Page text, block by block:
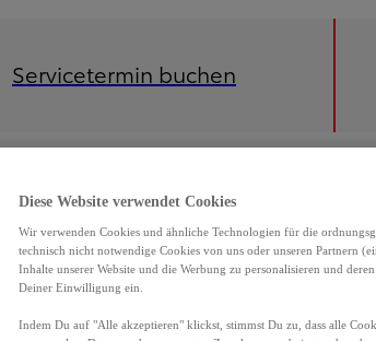
Servicetermin buchen
Diese Website verwendet Cookies
Wir verwenden Cookies und ähnliche Technologien für die
technisch nicht notwendige Cookies von uns oder unseren Partnern
Inhalte unserer Website und die Werbung zu personalisieren und
Deiner Einwilligung ein.
Indem Du auf "Alle akzeptieren" klickst, stimmst Du zu, dass alle